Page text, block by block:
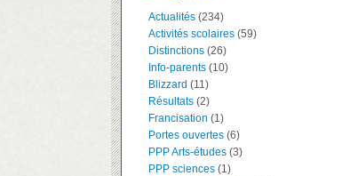
Actualités (234)
Activités scolaires (59)
Distinctions (26)
Info-parents (10)
Blizzard (11)
Résultats (2)
Francisation (1)
Portes ouvertes (6)
PPP Arts-études (3)
PPP sciences (1)